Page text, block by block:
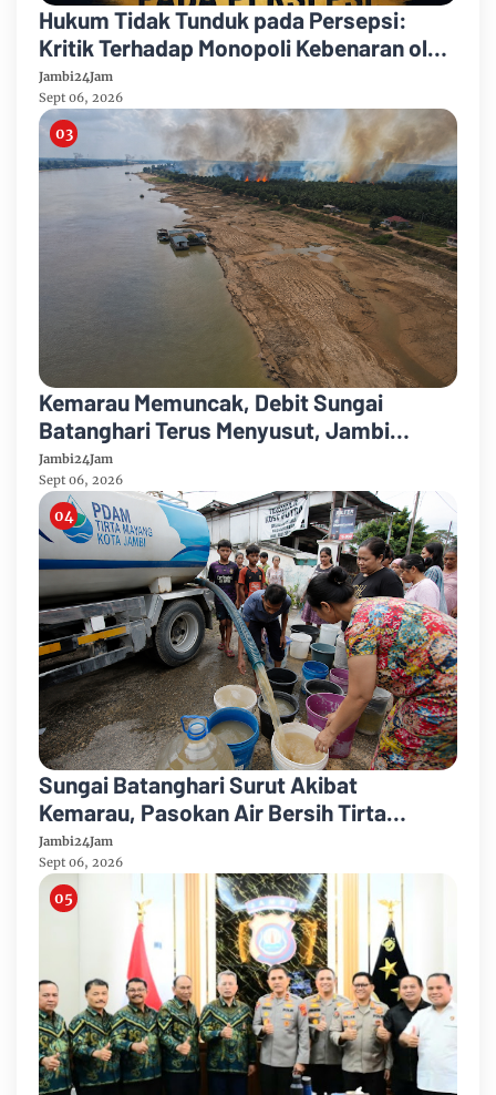
Hukum Tidak Tunduk pada Persepsi:
Kritik Terhadap Monopoli Kebenaran oleh
Media dan Aktivis
Jambi24Jam
Sept 06, 2026
Kemarau Memuncak, Debit Sungai
Batanghari Terus Menyusut, Jambi
Hadapi Ancaman Krisis Air Bersih dan
Karhutla
Jambi24Jam
Sept 06, 2026
Sungai Batanghari Surut Akibat
Kemarau, Pasokan Air Bersih Tirta
Mayang Jambi Keruh
Jambi24Jam
Sept 06, 2026